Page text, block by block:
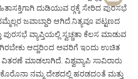
ದುಡಿಯುವ ರ‍್ಗಕ್ಕೆ ಸೇರಿದ ಪುರಸಭೆ
ಜವಾಬ್ದಾರಿ ಆಗಿದೆ.ನಿತ್ಯವೂ ಪಟ್ಟಣದ
ವ್ಯಾಪ್ತಿಯಲ್ಲಿ ಸ್ವಚ್ಚತಾ ಕೆಲಸ ಮಾಡುವ
ಆದ್ದರಿಂದ ಅವರಿಗೆ ಇಂದು ಉಚಿತ
ವಿತರಣೆ ಮಾಡಲಾಗಿದೆ. ವಿಶ್ವವ್ಯಾಪಿ ಸಾವಿರಾರು
ನಮ್ಮ ದೇಶದಲ್ಲಿ ಹರಡದಂತೆ ಮತ್ತು